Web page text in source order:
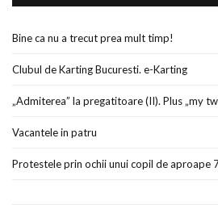
Bine ca nu a trecut prea mult timp!
Clubul de Karting Bucuresti. e-Karting
„Admiterea” la pregatitoare (II). Plus „my
Vacantele in patru
Protestele prin ochii unui copil de aproape